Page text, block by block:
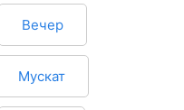
Вечер
Мускат